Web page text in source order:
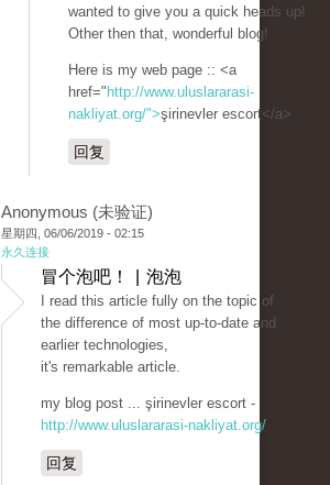
wanted to give you a quick heads up!
Other then that, wonderful blog!
Here is my web page :: <a
href=" http://www.uluslararasi-
nakliyat.org/">şirinevler escort</a>
回复
Anonymous (未验证)
星期四, 06/06/2019 - 02:15
永久连接
冒个泡吧！ | 泡泡
I read this article fully on the topic of
the difference of most up-to-date and
earlier technologies,
it's remarkable article.
my blog post ... şirinevler escort -
http://www.uluslararasi-nakliyat.org/
回复